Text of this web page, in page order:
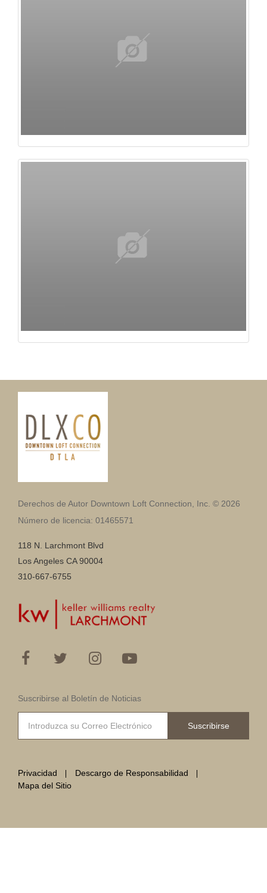
Derechos de Autor Downtown Loft Connection, Inc. © 2026
Número de licencia: 01465571
118 N. Larchmont Blvd
Los Angeles CA 90004
310-667-6755
Suscribirse al Boletín de Noticias
Suscribirse
Privacidad
Descargo de Responsabilidad
Mapa del Sitio